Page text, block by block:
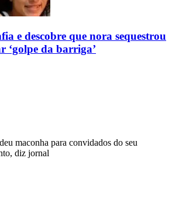
e descobre que nora sequestrou
‘golpe da barriga’
maconha para convidados do seu
diz jornal